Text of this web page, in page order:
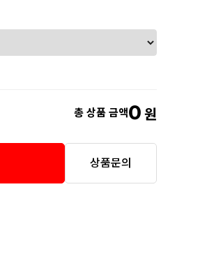
총 상품 금액0 원
상품문의